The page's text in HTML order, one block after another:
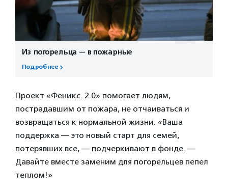
Из погорельца — в пожарные
Подробнее
Проект «Феникс. 2.0» помогает людям,
пострадавшим от пожара, не отчаиваться и
возвращаться к нормальной жизни. «Ваша
поддержка — это новый старт для семей,
потерявших все, — подчеркивают в фонде. —
Давайте вместе заменим для погорельцев пепел
теплом!»